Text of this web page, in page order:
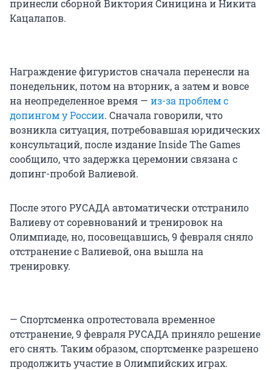
принесли сборной Виктория Синицина и Никита
Кацалапов.
Награждение фигуристов сначала перенесли на
понедельник, потом на вторник, а затем и вовсе
на неопределенное время — из-за проблем с
допингом у России. Сначала говорили, что
возникла ситуация, потребовавшая юридических
консультаций, после издание Inside The Games
сообщило, что задержка церемонии связана с
допинг-пробой Валиевой.
После этого РУСАДА автоматически отстранило
Валиеву от соревнований и тренировок на
Олимпиаде, но, посовещавшись, 9 февраля сняло
отстранение с Валиевой, она вышла на
тренировку.
— Спортсменка опротестовала временное
отстранение, 9 февраля РУСАДА приняло решение
его снять. Таким образом, спортсменке разрешено
продолжить участие в Олимпийских играх.